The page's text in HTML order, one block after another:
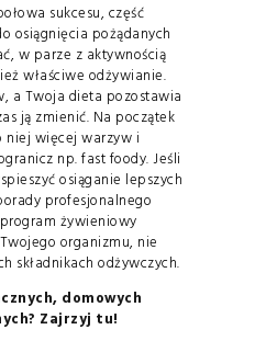
sukcesu, część
osiągnięcia pożądanych
w parze z aktywnością
właściwe odżywianie.
a Twoja dieta pozostawia
ją zmienić. Na początek
niej więcej warzyw i
np. fast foody. Jeśli
osiąganie lepszych
profesjonalnego
żywieniowy
organizmu, nie
składnikach odżywczych.
domowych
Zajrzyj tu!